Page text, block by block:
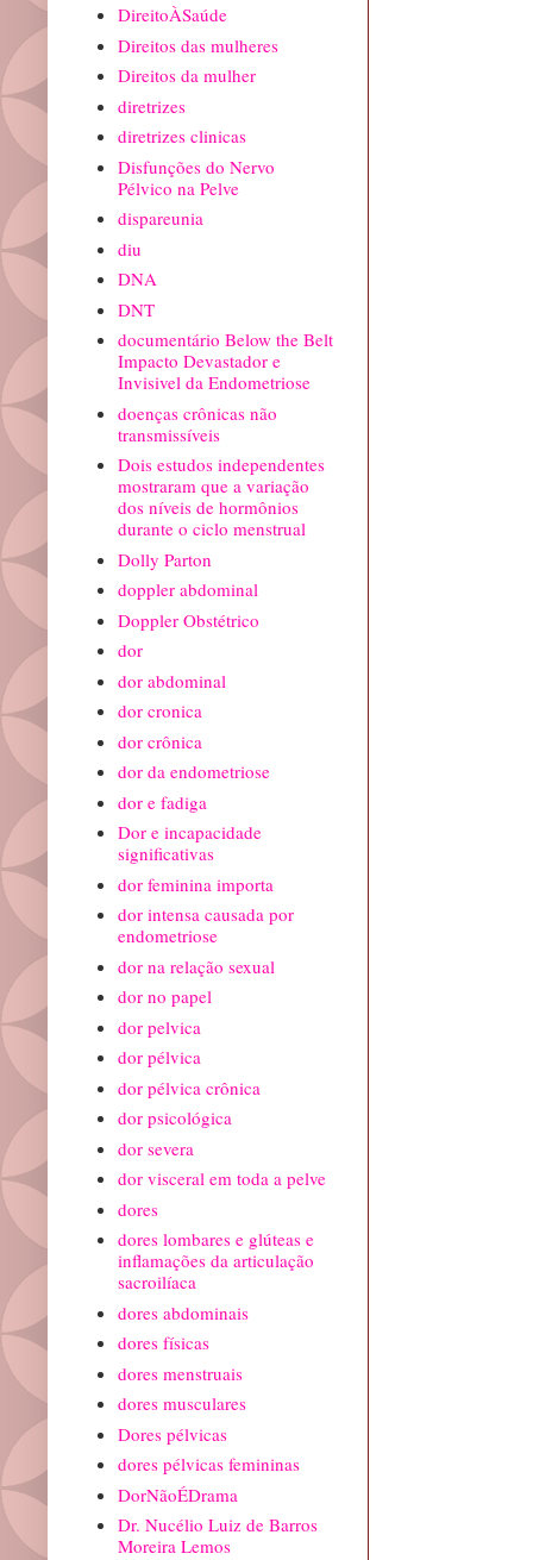
DireitoÀSaúde
Direitos das mulheres
Direitos da mulher
diretrizes
diretrizes clinicas
Disfunções do Nervo
Pélvico na Pelve
dispareunia
diu
DNA
DNT
documentário Below the Belt
Impacto Devastador e
Invisivel da Endometriose
doenças crônicas não
transmissíveis
Dois estudos independentes
mostraram que a variação
dos níveis de hormônios
durante o ciclo menstrual
Dolly Parton
doppler abdominal
Doppler Obstétrico
dor
dor abdominal
dor cronica
dor crônica
dor da endometriose
dor e fadiga
Dor e incapacidade
significativas
dor feminina importa
dor intensa causada por
endometriose
dor na relação sexual
dor no papel
dor pelvica
dor pélvica
dor pélvica crônica
dor psicológica
dor severa
dor visceral em toda a pelve
dores
dores lombares e glúteas e
inflamações da articulação
sacroilíaca
dores abdominais
dores físicas
dores menstruais
dores musculares
Dores pélvicas
dores pélvicas femininas
DorNãoÉDrama
Dr. Nucélio Luiz de Barros
Moreira Lemos